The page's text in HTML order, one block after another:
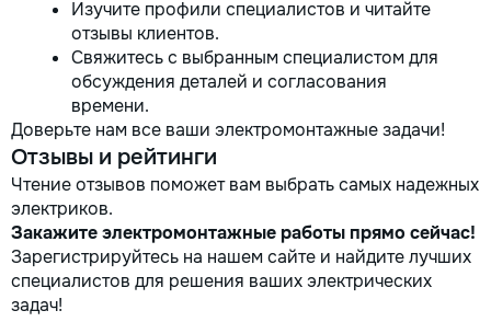
Изучите профили специалистов и читайте
отзывы клиентов.
Свяжитесь с выбранным специалистом для
обсуждения деталей и согласования
времени.
Доверьте нам все ваши электромонтажные задачи!
Отзывы и рейтинги
Чтение отзывов поможет вам выбрать самых надежных
электриков.
Закажите электромонтажные работы прямо сейчас!
Зарегистрируйтесь на нашем сайте и найдите лучших
специалистов для решения ваших электрических
задач!